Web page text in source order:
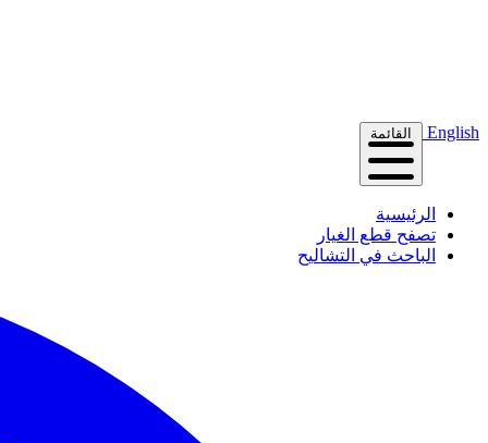
English القائمة
الرئيسية
تصفح قطع الغيار
الباحث في التشاليح